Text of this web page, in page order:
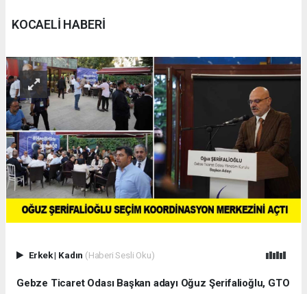
KOCAELİ HABERİ
Erkek| Kadın (Haberi Sesli Oku)
Gebze Ticaret Odası Başkan adayı Oğuz Şerifalioğlu, GTO